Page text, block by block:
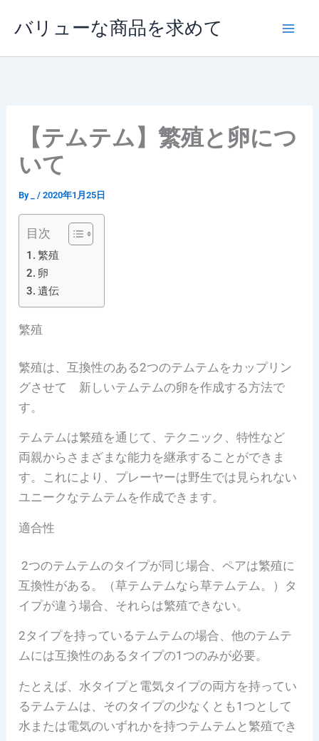
バリューな商品を求めて
【テムテム】繁殖と卵につ
いて
By _/2020年1月25日
目次
繁殖
卵
遺伝
繁殖
繁殖は、互換性のある2つのテムテムをカップリン
グさせて 新しいテムテムの卵を作成する方法で
す。
テムテムは繁殖を通じて、テクニック、特性など
両親からさまざまな能力を継承することができま
す。これにより、プレーヤーは野生では見られない
ユニークなテムテムを作成できます。
適合性
2つのテムテムのタイプが同じ場合、ペアは繁殖に
互換性がある。（草テムテムなら草テムテム。）タ
イプが違う場合、それらは繁殖できない。
2タイプを持っているテムテムの場合、他のテムテ
ムには互換性のあるタイプの1つのみが必要。
たとえば、水タイプと電気タイプの両方を持ってい
るテムテムは、そのタイプの少なくとも1つとして
水または電気のいずれかを持つテムテムと繁殖でき